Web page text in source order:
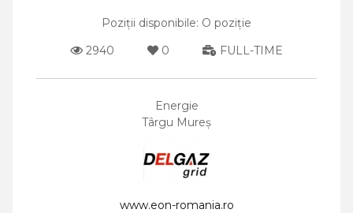
Poziții disponibile: O poziție
2940
0 FULL-TIME
Energie
Târgu Mureș
www.eon-romania.ro